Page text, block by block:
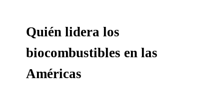
Quién lidera los
biocombustibles en las
Américas